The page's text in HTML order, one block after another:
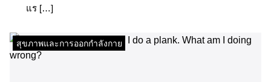
แร […]
สุขภาพและการออกกำลังกาย